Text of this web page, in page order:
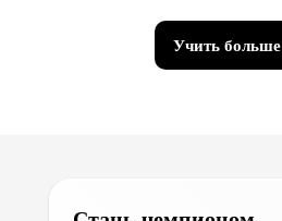
Учить больше